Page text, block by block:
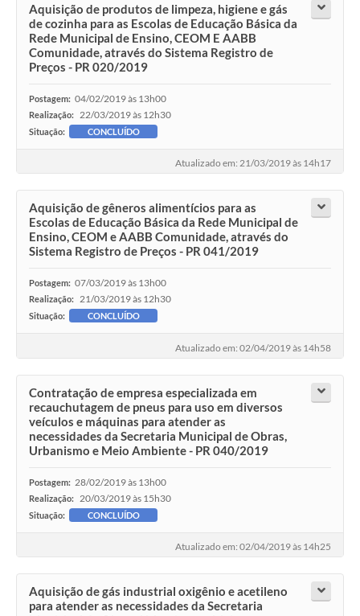
Aquisição de produtos de limpeza, higiene e gás
de cozinha para as Escolas de Educação Básica da
Rede Municipal de Ensino, CEOM E AABB
Comunidade, através do Sistema Registro de
Preços - PR 020/2019
Postagem: 04/02/2019 às 13h00
Realização: 22/03/2019 às 12h30
Situação: CONCLUÍDO
Atualizado em: 21/03/2019 às 14h17
Aquisição de gêneros alimentícios para as
Escolas de Educação Básica da Rede Municipal de
Ensino, CEOM e AABB Comunidade, através do
Sistema Registro de Preços - PR 041/2019
Postagem: 07/03/2019 às 13h00
Realização: 21/03/2019 às 12h30
Situação: CONCLUÍDO
Atualizado em: 02/04/2019 às 14h58
Contratação de empresa especializada em
recauchutagem de pneus para uso em diversos
veículos e máquinas para atender as
necessidades da Secretaria Municipal de Obras,
Urbanismo e Meio Ambiente - PR 040/2019
Postagem: 28/02/2019 às 13h00
Realização: 20/03/2019 às 15h30
Situação: CONCLUÍDO
Atualizado em: 02/04/2019 às 14h25
Aquisição de gás industrial oxigênio e acetileno
para atender as necessidades da Secretaria